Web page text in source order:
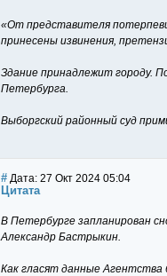
«От представителя
принесены извинения,
Здание принадлежит городу.
Петербурга.
Выборгский районный суд
# Дата: 27 Окт 2024 05:04
Цитата
В Петербурге запланирован
Александр Бастрыкин.
Как гласят данные Агентства